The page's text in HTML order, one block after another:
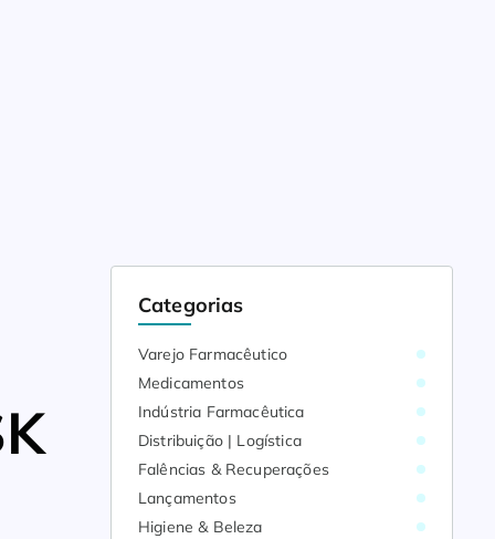
Categorias
Varejo Farmacêutico
Medicamentos
Indústria Farmacêutica
Distribuição | Logística
Falências & Recuperações
Lançamentos
Higiene & Beleza